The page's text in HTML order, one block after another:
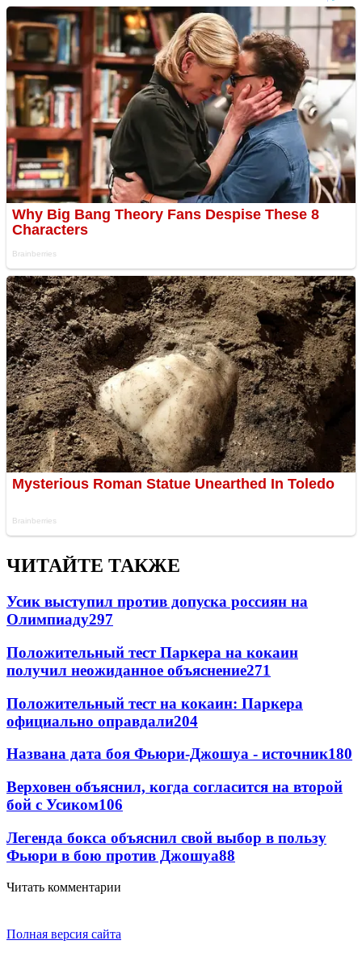
ЧИТАЙТЕ ТАКЖЕ
Усик выступил против допуска россиян на
Олимпиаду297
Положительный тест Паркера на кокаин
получил неожиданное объяснение271
Положительный тест на кокаин: Паркера
официально оправдали204
Названа дата боя Фьюри-Джошуа - источник180
Верховен объяснил, когда согласится на второй
бой с Усиком106
Легенда бокса объяснил свой выбор в пользу
Фьюри в бою против Джошуа88
Читать комментарии
Полная версия сайта